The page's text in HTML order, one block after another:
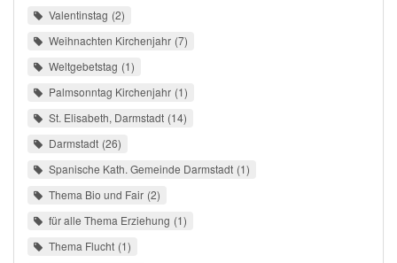
Valentinstag 2
Weihnachten Kirchenjahr 7
Weltgebetstag 1
Palmsonntag Kirchenjahr 1
St. Elisabeth, Darmstadt 14
Darmstadt 26
Spanische Kath. Gemeinde Darmstadt 1
Thema Bio und Fair 2
für alle Thema Erziehung 1
Thema Flucht 1